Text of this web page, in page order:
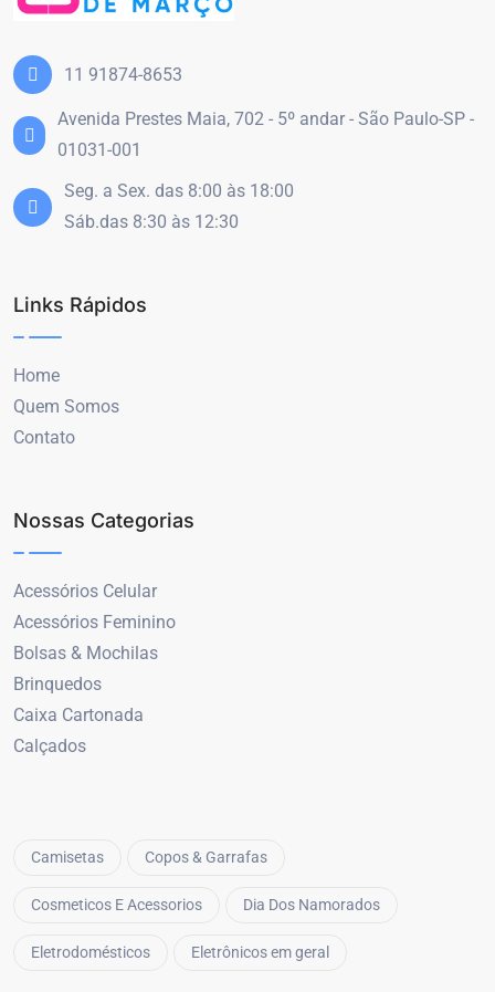
11 91874-8653
Avenida Prestes Maia, 702 - 5º andar - São Paulo-SP -
01031-001
Seg. a Sex. das 8:00 às 18:00
Sáb.das 8:30 às 12:30
Links Rápidos
Home
Quem Somos
Contato
Nossas Categorias
Acessórios Celular
Acessórios Feminino
Bolsas & Mochilas
Brinquedos
Caixa Cartonada
Calçados
Camisetas Copos & Garrafas
Cosmeticos E Acessorios Dia Dos Namorados
Eletrodomésticos Eletrônicos em geral